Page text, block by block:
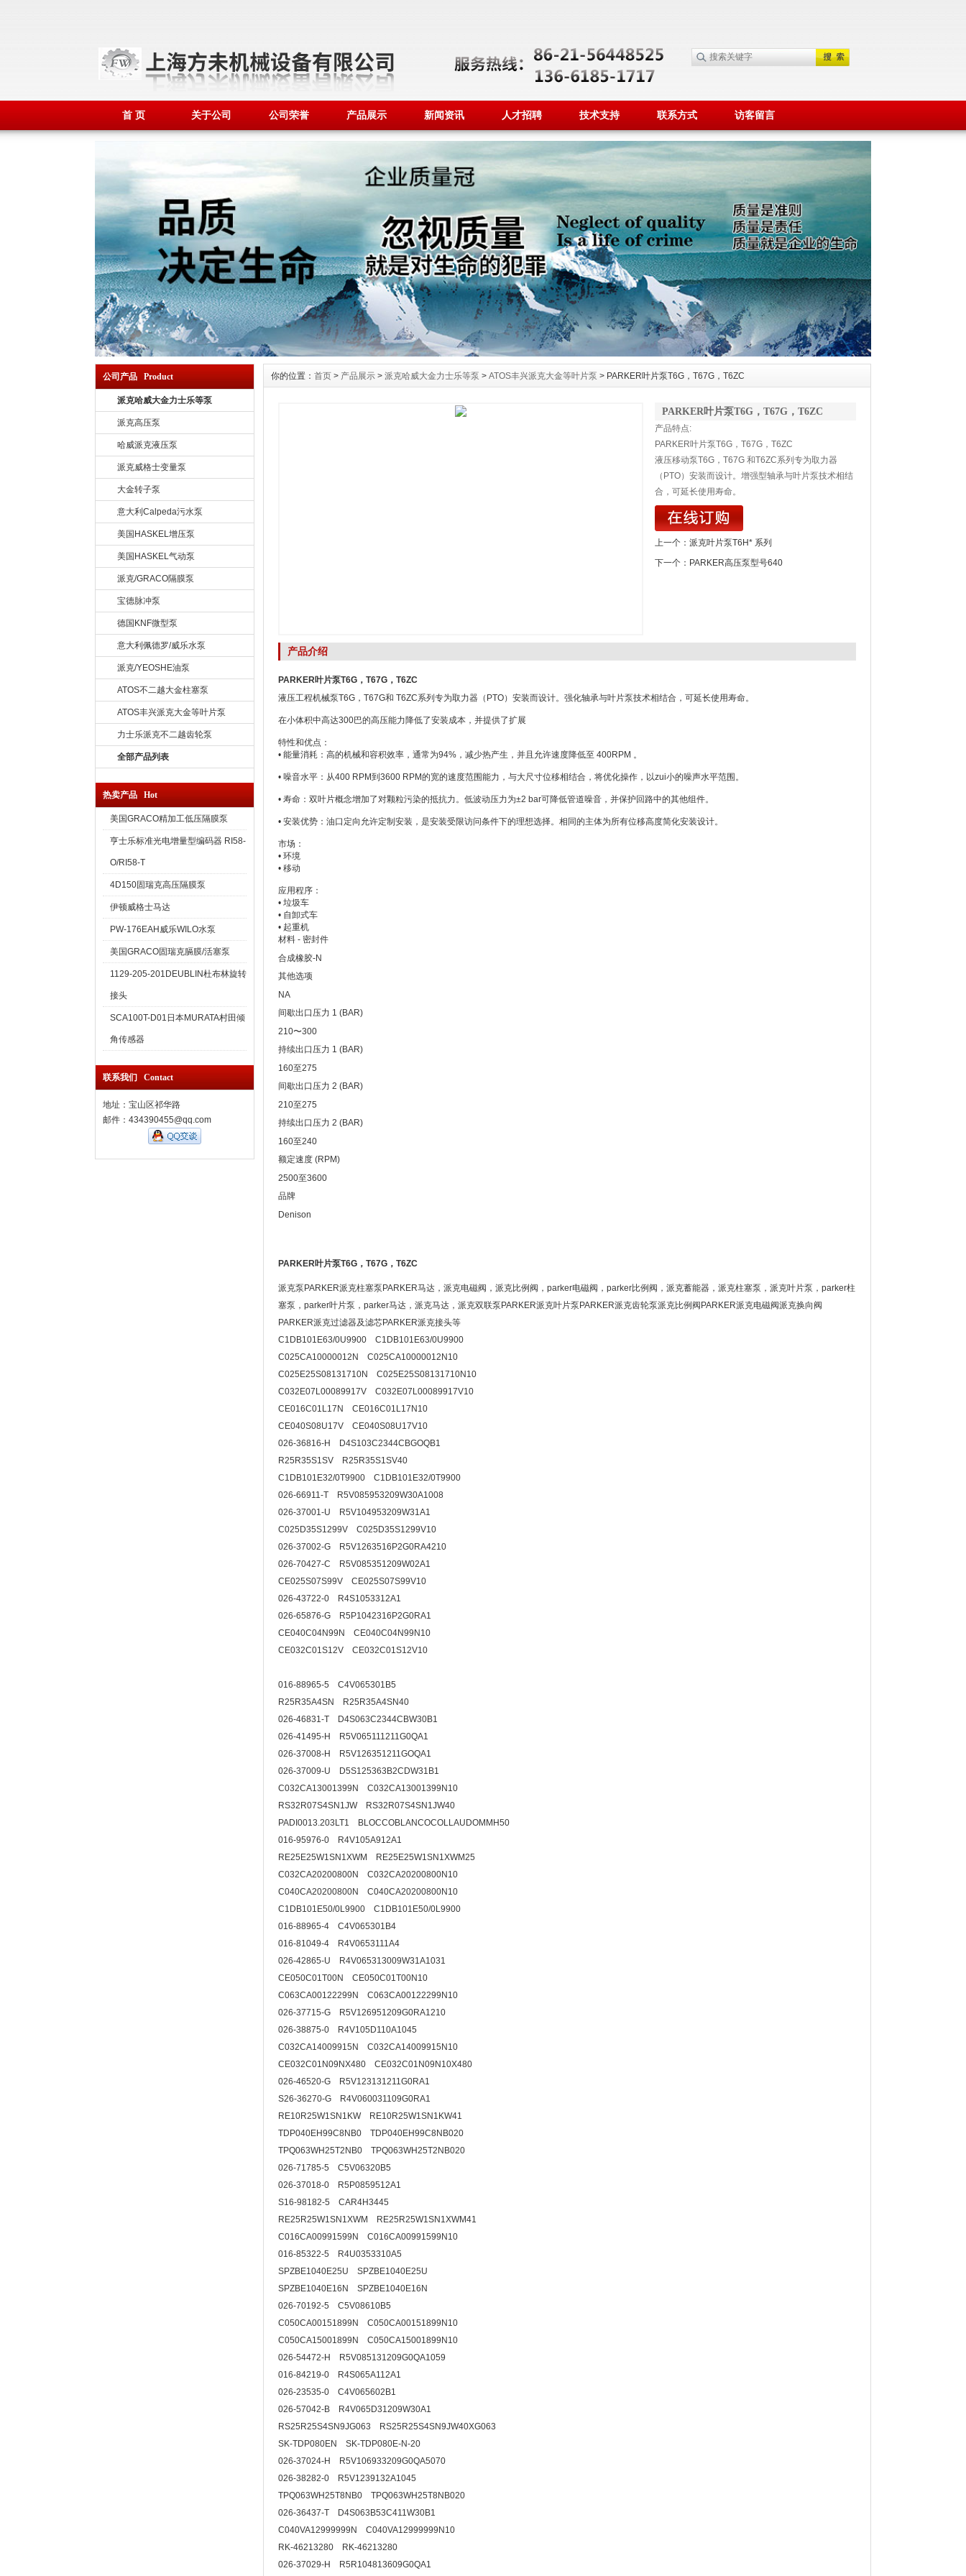
首 页 关于公司 公司荣誉 产品展示 新闻资讯 人才招聘 技术支持 联系方式 访客留言
公司产品 Product
派克哈威大金力士乐等泵
派克高压泵
哈威派克液压泵
派克威格士变量泵
大金转子泵
意大利Calpeda污水泵
美国HASKEL增压泵
美国HASKEL气动泵
派克/GRACO隔膜泵
宝德脉冲泵
德国KNF微型泵
意大利佩德罗/威乐水泵
派克/YEOSHE油泵
ATOS不二越大金柱塞泵
ATOS丰兴派克大金等叶片泵
力士乐派克不二越齿轮泵
全部产品列表
热卖产品 Hot
美国GRACO精加工低压隔膜泵
亨士乐标准光电增量型编码器 RI58-
O/RI58-T
4D150固瑞克高压隔膜泵
伊顿威格士马达
PW-176EAH威乐WILO水泵
美国GRACO固瑞克膈膜/活塞泵
1129-205-201DEUBLIN杜布林旋转
接头
SCA100T-D01日本MURATA村田倾
角传感器
联系我们 Contact
地址：宝山区祁华路
邮件：434390455@qq.com
你的位置： 首页 > 产品展示 > 派克哈威大金力士乐等泵 > ATOS丰兴派克大金等叶片泵 > PARKER叶片泵T6G，T67G，T6ZC
PARKER叶片泵T6G，T67G，T6ZC
产品特点:
PARKER叶片泵T6G，T67G，T6ZC
液压移动泵T6G，T67G 和T6ZC系列专为取力器
（PTO）安装而设计。增强型轴承与叶片泵技术相结
合，可延长使用寿命。
上一个： 派克叶片泵T6H* 系列
下一个： PARKER高压泵型号640
产品介绍
PARKER叶片泵T6G，T67G，T6ZC
液压工程机械泵T6G，T67G和 T6ZC系列专为取力器（PTO）安装而设计。强化轴承与叶片泵技术相结合，可延长使用寿命。
在小体积中高达300巴的高压能力降低了安装成本，并提供了扩展
特性和优点：
• 能量消耗：高的机械和容积效率，通常为94%，减少热产生，并且允许速度降低至 400RPM 。
• 噪音水平：从400 RPM到3600 RPM的宽的速度范围能力，与大尺寸位移相结合，将优化操作，以zui小的噪声水平范围。
• 寿命：双叶片概念增加了对颗粒污染的抵抗力。低波动压力为±2 bar可降低管道噪音，并保护回路中的其他组件。
• 安装优势：油口定向允许定制安装，是安装受限访问条件下的理想选择。相同的主体为所有位移高度简化安装设计。
市场：
• 环境
• 移动
应用程序：
• 垃圾车
• 自卸式车
• 起重机
材料 - 密封件
合成橡胶-N
其他选项
NA
间歇出口压力 1 (BAR)
210〜300
持续出口压力 1 (BAR)
160至275
间歇出口压力 2 (BAR)
210至275
持续出口压力 2 (BAR)
160至240
额定速度 (RPM)
2500至3600
品牌
Denison
PARKER叶片泵T6G，T67G，T6ZC
派克泵PARKER派克柱塞泵PARKER马达，派克电磁阀，派克比例阀，parker电磁阀，parker比例阀，派克蓄能器，派克柱塞泵，派克叶片泵，parker柱
塞泵，parker叶片泵，parker马达，派克马达，派克双联泵PARKER派克叶片泵PARKER派克齿轮泵派克比例阀PARKER派克电磁阀派克换向阀
PARKER派克过滤器及滤芯PARKER派克接头等
C1DB101E63/0U9900 C1DB101E63/0U9900
C025CA10000012N C025CA10000012N10
C025E25S08131710N C025E25S08131710N10
C032E07L00089917V C032E07L00089917V10
CE016C01L17N CE016C01L17N10
CE040S08U17V CE040S08U17V10
026-36816-H D4S103C2344CBGOQB1
R25R35S1SV R25R35S1SV40
C1DB101E32/0T9900 C1DB101E32/0T9900
026-66911-T R5V085953209W30A1008
026-37001-U R5V104953209W31A1
C025D35S1299V C025D35S1299V10
026-37002-G R5V1263516P2G0RA4210
026-70427-C R5V085351209W02A1
CE025S07S99V CE025S07S99V10
026-43722-0 R4S1053312A1
026-65876-G R5P1042316P2G0RA1
CE040C04N99N CE040C04N99N10
CE032C01S12V CE032C01S12V10
016-88965-5 C4V065301B5
R25R35A4SN R25R35A4SN40
026-46831-T D4S063C2344CBW30B1
026-41495-H R5V065111211G0QA1
026-37008-H R5V126351211GOQA1
026-37009-U D5S125363B2CDW31B1
C032CA13001399N C032CA13001399N10
RS32R07S4SN1JW RS32R07S4SN1JW40
PADI0013.203LT1 BLOCCOBLANCOCOLLAUDOMMH50
016-95976-0 R4V105A912A1
RE25E25W1SN1XWM RE25E25W1SN1XWM25
C032CA20200800N C032CA20200800N10
C040CA20200800N C040CA20200800N10
C1DB101E50/0L9900 C1DB101E50/0L9900
016-88965-4 C4V065301B4
016-81049-4 R4V0653111A4
026-42865-U R4V065313009W31A1031
CE050C01T00N CE050C01T00N10
C063CA00122299N C063CA00122299N10
026-37715-G R5V126951209G0RA1210
026-38875-0 R4V105D110A1045
C032CA14009915N C032CA14009915N10
CE032C01N09NX480 CE032C01N09N10X480
026-46520-G R5V123131211G0RA1
S26-36270-G R4V060031109G0RA1
RE10R25W1SN1KW RE10R25W1SN1KW41
TDP040EH99C8NB0 TDP040EH99C8NB020
TPQ063WH25T2NB0 TPQ063WH25T2NB020
026-71785-5 C5V06320B5
026-37018-0 R5P0859512A1
S16-98182-5 CAR4H3445
RE25R25W1SN1XWM RE25R25W1SN1XWM41
C016CA00991599N C016CA00991599N10
016-85322-5 R4U0353310A5
SPZBE1040E25U SPZBE1040E25U
SPZBE1040E16N SPZBE1040E16N
026-70192-5 C5V08610B5
C050CA00151899N C050CA00151899N10
C050CA15001899N C050CA15001899N10
026-54472-H R5V085131209G0QA1059
016-84219-0 R4S065A112A1
026-23535-0 C4V065602B1
026-57042-B R4V065D31209W30A1
RS25R25S4SN9JG063 RS25R25S4SN9JW40XG063
SK-TDP080EN SK-TDP080E-N-20
026-37024-H R5V106933209G0QA5070
026-38282-0 R5V1239132A1045
TPQ063WH25T8NB0 TPQ063WH25T8NB020
026-36437-T D4S063B53C411W30B1
C040VA12999999N C040VA12999999N10
RK-46213280 RK-46213280
026-37029-H R5R104813609G0QA1